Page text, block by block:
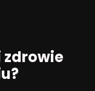
zdrowie